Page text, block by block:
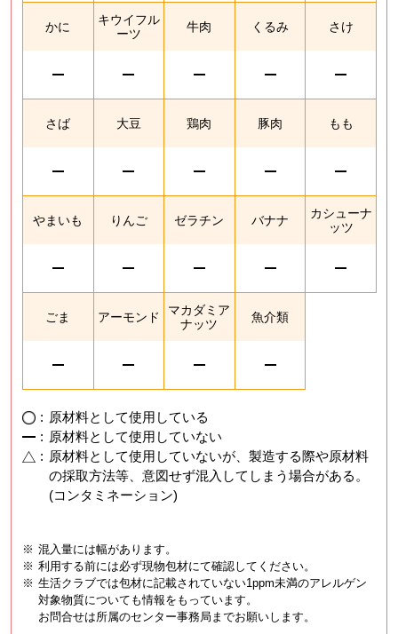
かに
キウイフル
ーツ
牛肉 くるみ さけ
さば 大豆 鶏肉 豚肉 もも
やまいも りんご ゼラチン バナナ
カシューナ
ッツ
ごま アーモンド
マカダミア
ナッツ
魚介類
: 原材料として使用している
: 原材料として使用していない
: 原材料として使用していないが、製造する際や原材料
の採取方法等、意図せず混入してしまう場合がある。
(コンタミネーション)
※ 混入量には幅があります。
※ 利用する前には必ず現物包材にて確認してください。
※ 生活クラブでは包材に記載されていない1ppm未満のアレルゲン
対象物質についても情報をもっています。
お問合せは所属のセンター事務局までお願いします。